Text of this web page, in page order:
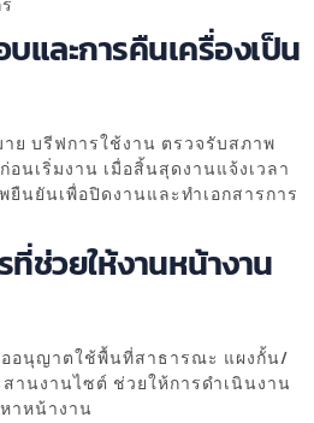
และการคืนเครื่องเป็น
ย บรีฟการใช้งาน ตรวจรับสภาพ
นเริ่มงาน เมื่อสิ้นสุดงานแจ้งเวลา
นยันเพื่อปิดงานและทำเอกสารการ
ที่ช่วยให้งานหน้างาน
ออนุญาตใช้พื้นที่สาธารณะ แผงกั้น/
านงานไซต์ ช่วยให้การดำเนินงาน
าหน้างาน